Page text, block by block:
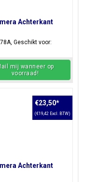
Achterkant
Geschikt voor:
mij wanneer op
voorraad!
Achterkant
€23,50*
(€19,42 Excl. BTW)